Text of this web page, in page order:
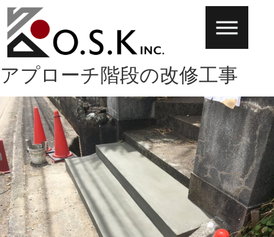
アプローチ階段の改修工事